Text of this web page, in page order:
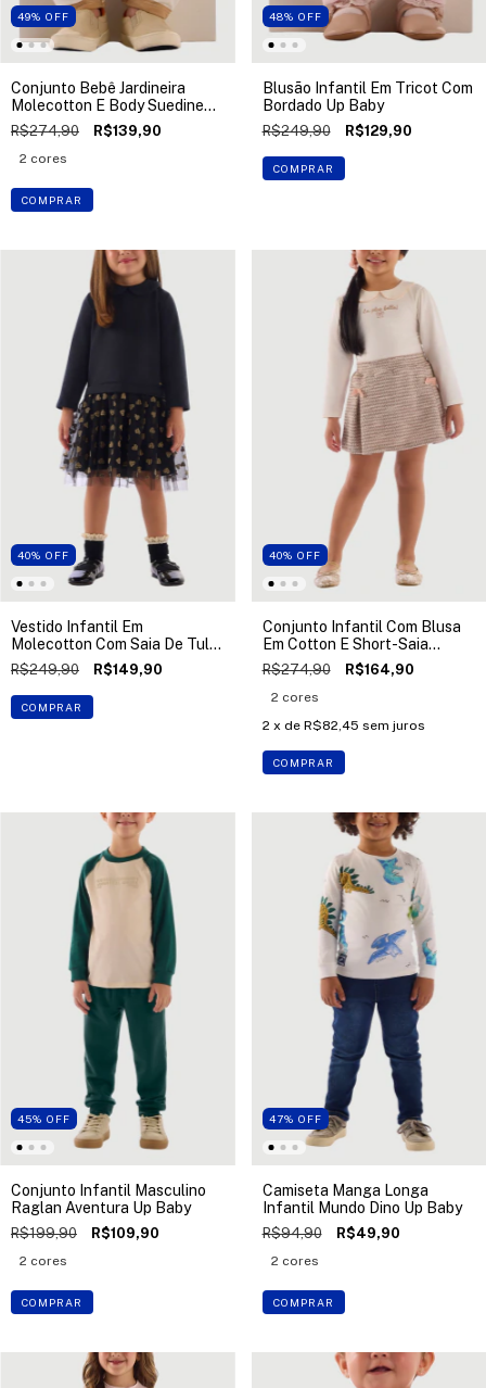
49% OFF
Conjunto Bebê Jardineira
Molecotton E Body Suedine
Up Baby
R$274,90 R$139,90
2 cores
COMPRAR
48% OFF
Blusão Infantil Em Tricot Com
Bordado Up Baby
R$249,90 R$129,90
COMPRAR
40% OFF
Vestido Infantil Em
Molecotton Com Saia De Tule
Up Baby
R$249,90 R$149,90
COMPRAR
40% OFF
Conjunto Infantil Com Blusa
Em Cotton E Short-Saia
Tweed Up Baby
R$274,90 R$164,90
2 cores
2 x de R$82,45 sem juros
COMPRAR
45% OFF
Conjunto Infantil Masculino
Raglan Aventura Up Baby
R$199,90 R$109,90
2 cores
COMPRAR
47% OFF
Camiseta Manga Longa
Infantil Mundo Dino Up Baby
R$94,90 R$49,90
2 cores
COMPRAR